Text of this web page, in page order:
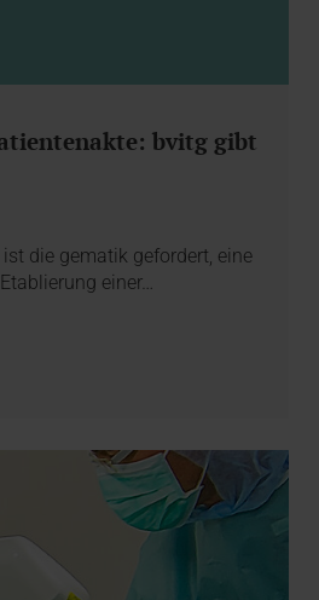
bvitg gibt
die gematik gefordert, eine
einer…